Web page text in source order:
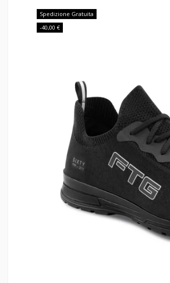
Spedizione Gratuita
-40,00 €